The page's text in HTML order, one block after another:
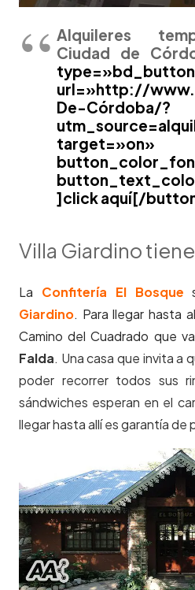
Alquileres
Ciudad de
url=»http://
De-Córdoba/?
target=»on»
]click aquí[/
Villa Giardino
La Confitería El Bosque
Giardino. Para llegar hasta
Camino del Cuadrado que
Falda. Una casa que invita a
poder recorrer todos sus
sándwiches esperan en el
llegar hasta allí es garantía de